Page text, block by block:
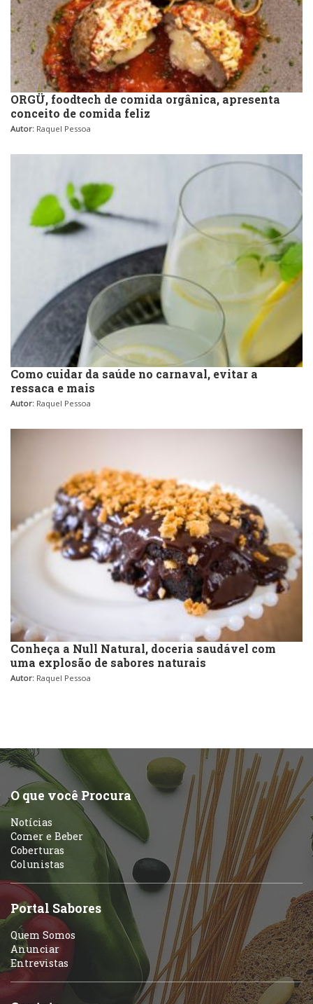
ORGÜ, foodtech de comida orgânica, apresenta
conceito de comida feliz
Autor: Raquel Pessoa
Como cuidar da saúde no carnaval, evitar a
ressaca e mais
Autor: Raquel Pessoa
Conheça a Null Natural, doceria saudável com
uma explosão de sabores naturais
Autor: Raquel Pessoa
O que você Procura
Notícias
Comer e Beber
Coberturas
Colunistas
Portal Sabores
Quem Somos
Anunciar
Entrevistas